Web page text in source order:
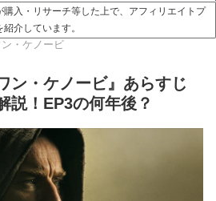
入・リサーチ等した上で、アフィリエイトプ
介しています。
・ケノービ
ン・ケノービ』あらすじ
説！EP3の何年後？